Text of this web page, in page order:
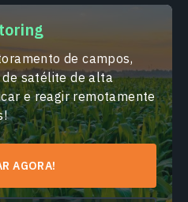
de campos,
satélite de alta
e reagir remotamente
AGORA!